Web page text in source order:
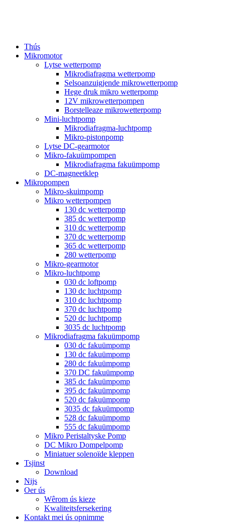
Thús
Mikromotor
Lytse wetterpomp
Mikrodiafragma wetterpomp
Selsoanzuigjende mikrowetterpomp
Hege druk mikro wetterpomp
12V mikrowetterpompen
Borstelleaze mikrowetterpomp
Mini-luchtpomp
Mikrodiafragma-luchtpomp
Mikro-pistonpomp
Lytse DC-gearmotor
Mikro-fakuümpompen
Mikrodiafragma fakuümpomp
DC-magneetklep
Mikropompen
Mikro-skuimpomp
Mikro wetterpompen
130 dc wetterpomp
385 dc wetterpomp
310 dc wetterpomp
370 dc wetterpomp
365 dc wetterpomp
280 wetterpomp
Mikro-gearmotor
Mikro-luchtpomp
030 dc loftpomp
130 dc luchtpomp
310 dc luchtpomp
370 dc luchtpomp
520 dc luchtpomp
3035 dc luchtpomp
Mikrodiafragma fakuümpomp
030 dc fakuümpomp
130 dc fakuümpomp
280 dc fakuümpomp
370 DC fakuümpomp
385 dc fakuümpomp
395 dc fakuümpomp
520 dc fakuümpomp
3035 dc fakuümpomp
528 dc fakuümpomp
555 dc fakuümpomp
Mikro Peristaltyske Pomp
DC Mikro Dompelpomp
Miniatuer solenoïde kleppen
Tsjinst
Download
Nijs
Oer ús
Wêrom ús kieze
Kwaliteitsfersekering
Kontakt mei ús opnimme